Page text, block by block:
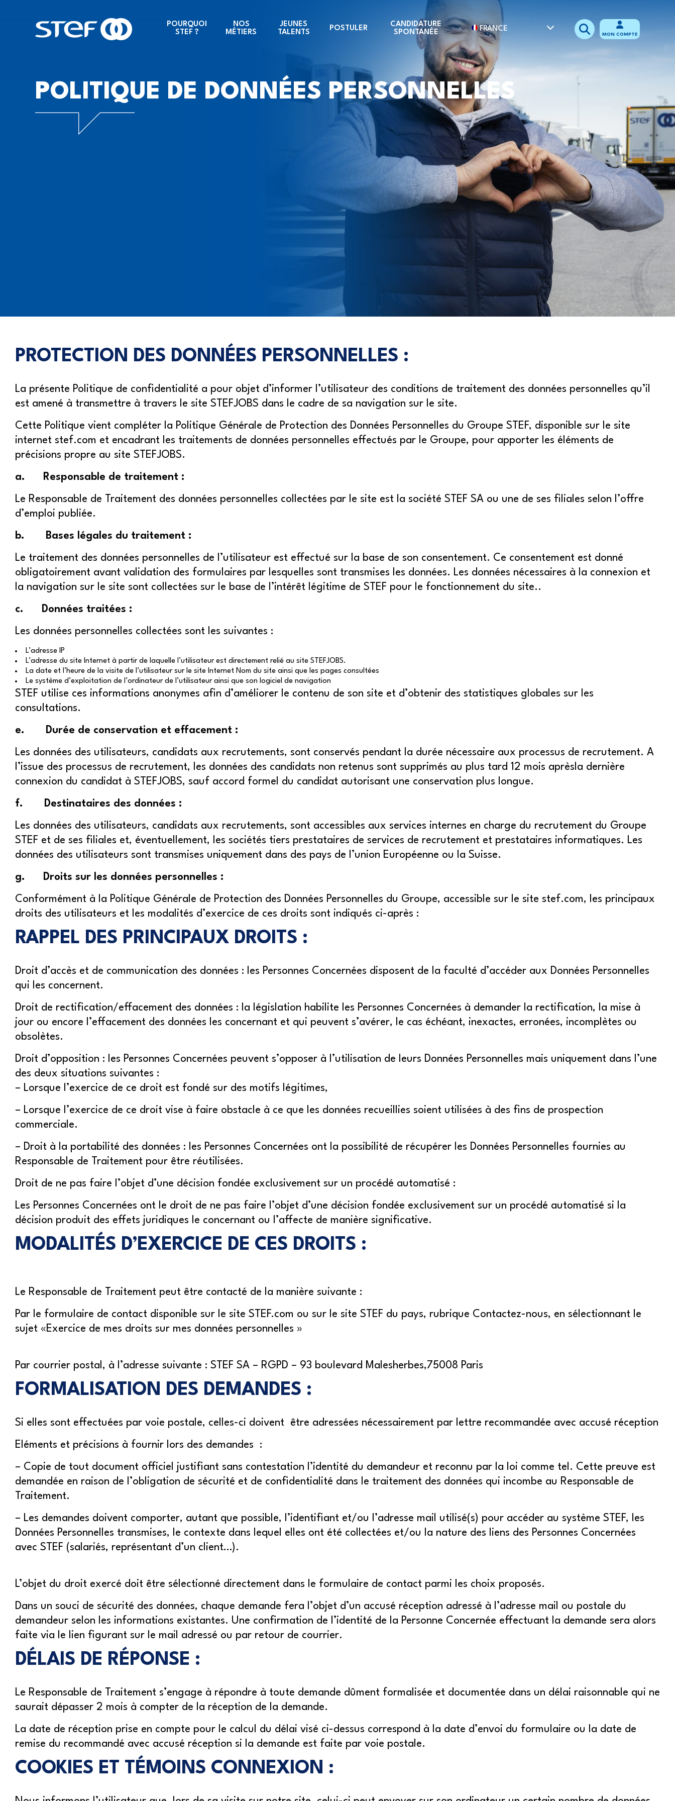
POURQUOI
STEF ?
NOS
MÉTIERS
JEUNES
TALENTS
POSTULER
CANDIDATURE
SPONTANÉE
FRANCE
MON COMPTE
POLITIQUE DE DONNÉES PERSONNELLES
PROTECTION DES DONNÉES PERSONNELLES :
La présente Politique de confidentialité a pour objet d’informer l’utilisateur des conditions de traitement des données personnelles qu’il
est amené à transmettre à travers le site STEFJOBS dans le cadre de sa navigation sur le site.
Cette Politique vient compléter la Politique Générale de Protection des Données Personnelles du Groupe STEF, disponible sur le site
internet stef.com et encadrant les traitements de données personnelles effectués par le Groupe, pour apporter les éléments de
précisions propre au site STEFJOBS.
a. Responsable de traitement :
Le Responsable de Traitement des données personnelles collectées par le site est la société STEF SA ou une de ses filiales selon l’offre
d’emploi publiée.
b. Bases légales du traitement :
Le traitement des données personnelles de l’utilisateur est effectué sur la base de son consentement. Ce consentement est donné
obligatoirement avant validation des formulaires par lesquelles sont transmises les données. Les données nécessaires à la connexion et
la navigation sur le site sont collectées sur le base de l’intérêt légitime de STEF pour le fonctionnement du site..
c. Données traitées :
Les données personnelles collectées sont les suivantes :
L’adresse IP
L’adresse du site Internet à partir de laquelle l’utilisateur est directement relié au site STEFJOBS.
La date et l’heure de la visite de l’utilisateur sur le site Internet Nom du site ainsi que les pages consultées
Le système d’exploitation de l’ordinateur de l’utilisateur ainsi que son logiciel de navigation
STEF utilise ces informations anonymes afin d’améliorer le contenu de son site et d’obtenir des statistiques globales sur les
consultations.
e. Durée de conservation et effacement :
Les données des utilisateurs, candidats aux recrutements, sont conservés pendant la durée nécessaire aux processus de recrutement. A
l’issue des processus de recrutement, les données des candidats non retenus sont supprimés au plus tard 12 mois aprèsla dernière
connexion du candidat à STEFJOBS, sauf accord formel du candidat autorisant une conservation plus longue.
f. Destinataires des données :
Les données des utilisateurs, candidats aux recrutements, sont accessibles aux services internes en charge du recrutement du Groupe
STEF et de ses filiales et, éventuellement, les sociétés tiers prestataires de services de recrutement et prestataires informatiques. Les
données des utilisateurs sont transmises uniquement dans des pays de l’union Européenne ou la Suisse.
g. Droits sur les données personnelles :
Conformément à la Politique Générale de Protection des Données Personnelles du Groupe, accessible sur le site stef.com, les principaux
droits des utilisateurs et les modalités d’exercice de ces droits sont indiqués ci-après :
RAPPEL DES PRINCIPAUX DROITS :
Droit d’accès et de communication des données : les Personnes Concernées disposent de la faculté d’accéder aux Données Personnelles
qui les concernent.
Droit de rectification/effacement des données : la législation habilite les Personnes Concernées à demander la rectification, la mise à
jour ou encore l’effacement des données les concernant et qui peuvent s’avérer, le cas échéant, inexactes, erronées, incomplètes ou
obsolètes.
Droit d’opposition : les Personnes Concernées peuvent s’opposer à l’utilisation de leurs Données Personnelles mais uniquement dans l’une
des deux situations suivantes :
– Lorsque l’exercice de ce droit est fondé sur des motifs légitimes,
– Lorsque l’exercice de ce droit vise à faire obstacle à ce que les données recueillies soient utilisées à des fins de prospection
commerciale.
– Droit à la portabilité des données : les Personnes Concernées ont la possibilité de récupérer les Données Personnelles fournies au
Responsable de Traitement pour être réutilisées.
Droit de ne pas faire l’objet d’une décision fondée exclusivement sur un procédé automatisé :
Les Personnes Concernées ont le droit de ne pas faire l’objet d’une décision fondée exclusivement sur un procédé automatisé si la
décision produit des effets juridiques le concernant ou l’affecte de manière significative.
MODALITÉS D’EXERCICE DE CES DROITS :
Le Responsable de Traitement peut être contacté de la manière suivante :
Par le formulaire de contact disponible sur le site STEF.com ou sur le site STEF du pays, rubrique Contactez-nous, en sélectionnant le
sujet «Exercice de mes droits sur mes données personnelles »
Par courrier postal, à l’adresse suivante : STEF SA – RGPD – 93 boulevard Malesherbes,75008 Paris
FORMALISATION DES DEMANDES :
Si elles sont effectuées par voie postale, celles-ci doivent être adressées nécessairement par lettre recommandée avec accusé réception
Eléments et précisions à fournir lors des demandes :
– Copie de tout document officiel justifiant sans contestation l’identité du demandeur et reconnu par la loi comme tel. Cette preuve est
demandée en raison de l’obligation de sécurité et de confidentialité dans le traitement des données qui incombe au Responsable de
Traitement.
– Les demandes doivent comporter, autant que possible, l’identifiant et/ou l’adresse mail utilisé(s) pour accéder au système STEF, les
Données Personnelles transmises, le contexte dans lequel elles ont été collectées et/ou la nature des liens des Personnes Concernées
avec STEF (salariés, représentant d’un client…).
L’objet du droit exercé doit être sélectionné directement dans le formulaire de contact parmi les choix proposés.
Dans un souci de sécurité des données, chaque demande fera l’objet d’un accusé réception adressé à l’adresse mail ou postale du
demandeur selon les informations existantes. Une confirmation de l’identité de la Personne Concernée effectuant la demande sera alors
faite via le lien figurant sur le mail adressé ou par retour de courrier.
DÉLAIS DE RÉPONSE :
Le Responsable de Traitement s’engage à répondre à toute demande dûment formalisée et documentée dans un délai raisonnable qui ne
saurait dépasser 2 mois à compter de la réception de la demande.
La date de réception prise en compte pour le calcul du délai visé ci-dessus correspond à la date d’envoi du formulaire ou la date de
remise du recommandé avec accusé réception si la demande est faite par voie postale.
COOKIES ET TÉMOINS CONNEXION :